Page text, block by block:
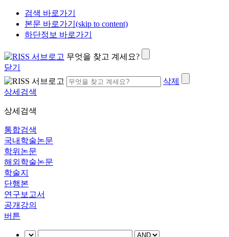
검색 바로가기
본문 바로가기(skip to content)
하단정보 바로가기
무엇을 찾고 계세요?
닫기
삭제
상세검색
상세검색
통합검색
국내학술논문
학위논문
해외학술논문
학술지
단행본
연구보고서
공개강의
버튼